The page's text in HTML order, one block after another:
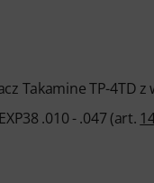
Takamine TP-4TD
.010 - .047 (art.